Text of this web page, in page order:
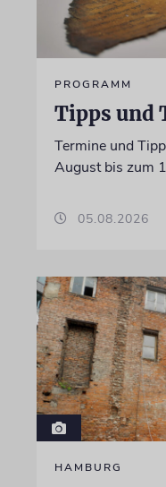
PROGRAMM
Tipps und
Termine und
August bis zum
05.08.2026
HAMBURG